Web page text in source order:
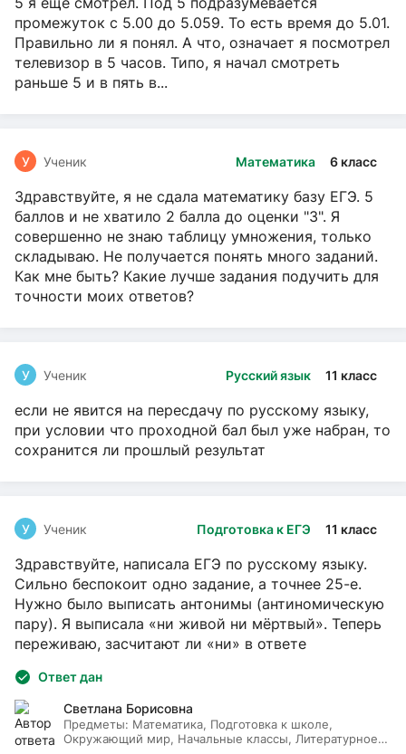
промежуток с 5.00 до 5.059. То есть время до 5.01.
Правильно ли я понял. А что, означает я посмотрел
телевизор в 5 часов. Типо, я начал смотреть
раньше 5 и в пять в...
Математика 6 класс
У Ученик
Здравствуйте, я не сдала математику базу ЕГЭ. 5
баллов и не хватило 2 балла до оценки "3". Я
совершенно не знаю таблицу умножения, только
складываю. Не получается понять много заданий.
Как мне быть? Какие лучше задания подучить для
точности моих ответов?
Русский язык 11 класс
У Ученик
если не явится на пересдачу по русскому языку,
при условии что проходной бал был уже набран, то
сохранится ли прошлый результат
Подготовка к ЕГЭ 11 класс
У Ученик
Здравствуйте, написала ЕГЭ по русскому языку.
Сильно беспокоит одно задание, а точнее 25-е.
Нужно было выписать антонимы (антиномическую
пару). Я выписала «ни живой ни мёртвый». Теперь
переживаю, засчитают ли «ни» в ответе
Ответ дан
Светлана Борисовна
Предметы: Математика, Подготовка к школе,
Окружающий мир, Начальные классы, Литературное